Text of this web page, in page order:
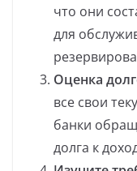
что они
для
Оценка
все свои
банки
долга к